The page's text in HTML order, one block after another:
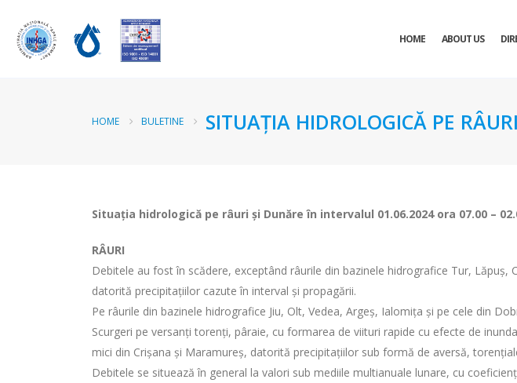
HOME ABOUT US
HOME BULETINE SITUAȚIA HIDROLOGICĂ PE
Situația hidrologică pe râuri și Dunăre în intervalul 01.06.2024 ora 07.00 –
RÂURI
Debitele au fost în scădere, exceptând râurile din bazinele hidrografice Tur,
datorită precipitațiilor cazute în interval și propagării.
Pe râurile din bazinele hidrografice Jiu, Olt, Vedea, Argeș, Ialomița și pe cele din
Scurgeri pe versanți torenți, pâraie, cu formarea de viituri rapide cu efecte de
mici din Crișana și Maramureș, datorită precipitațiilor sub formă de aversă,
Debitele se situează în general la valori sub mediile multianuale lunare, cu